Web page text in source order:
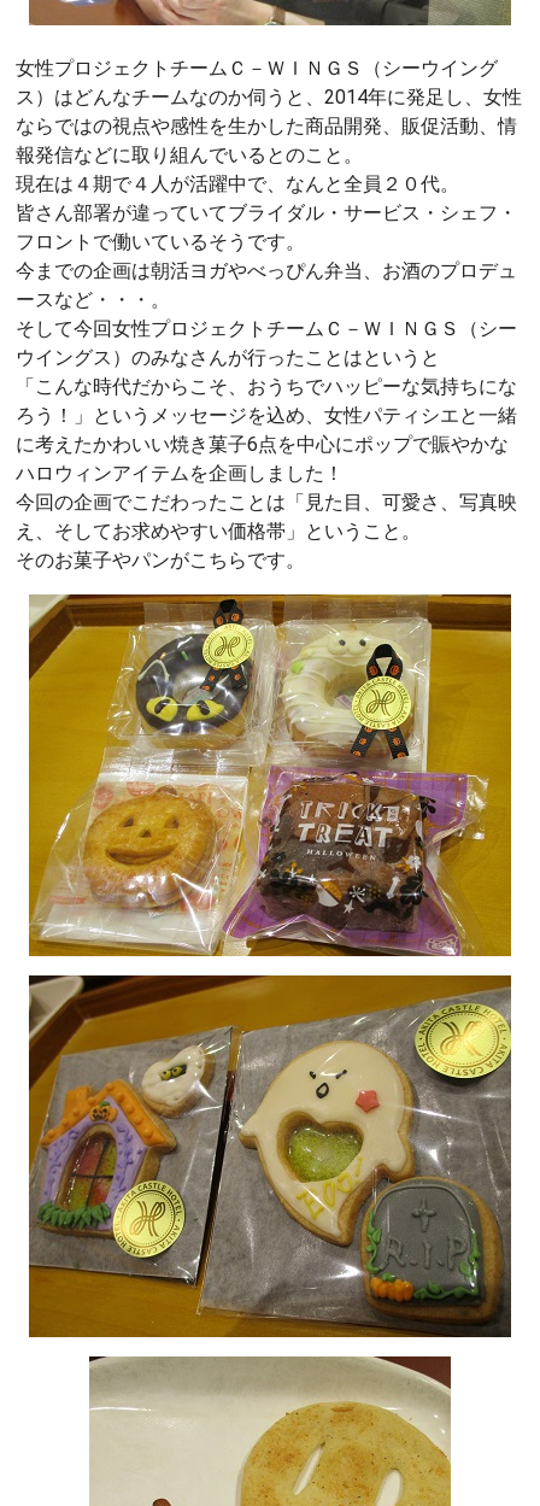
女性プロジェクトチームＣ－ＷＩＮＧＳ（シーウイング
ス）はどんなチームなのか伺うと、2014年に発足し、女性
ならではの視点や感性を生かした商品開発、販促活動、情
報発信などに取り組んでいるとのこと。
現在は４期で４人が活躍中で、なんと全員２０代。
皆さん部署が違っていてブライダル・サービス・シェフ・
フロントで働いているそうです。
今までの企画は朝活ヨガやべっぴん弁当、お酒のプロデュ
ースなど・・・。
そして今回女性プロジェクトチームＣ－ＷＩＮＧＳ（シー
ウイングス）のみなさんが行ったことはというと
「こんな時代だからこそ、おうちでハッピーな気持ちにな
ろう！」というメッセージを込め、女性パティシエと一緒
に考えたかわいい焼き菓子6点を中心にポップで賑やかな
ハロウィンアイテムを企画しました！
今回の企画でこだわったことは「見た目、可愛さ、写真映
え、そしてお求めやすい価格帯」ということ。
そのお菓子やパンがこちらです。